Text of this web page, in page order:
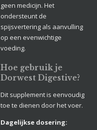
geen medicijn. Het
ondersteunt de
spijsvertering als aanvulling
op een evenwichtige
voeding.
Hoe gebruik je
Dorwest Digestive?
Dit supplement is eenvoudig
toe te dienen door het voer.
Dagelijkse dosering: